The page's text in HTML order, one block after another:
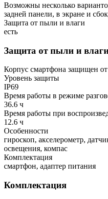
Возможны несколько
задней панели, в экране и
Защита от пыли и влаги
есть
Защита от пыли и
Корпус смартфона защищен
Уровень защиты
IP69
Время работы в режиме
36.6 ч
Время работы при
12.6 ч
Особенности
гироскоп, акселерометр,
освещения, компас
Комплектация
смартфон, адаптер питания
Комплектация